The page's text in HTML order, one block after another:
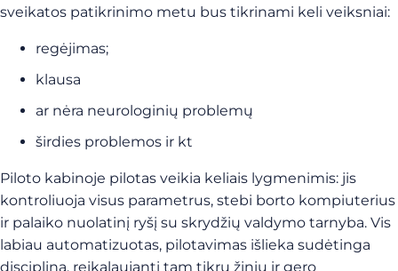
sveikatos patikrinimo metu bus tikrinami keli veiksniai:
regėjimas;
klausa
ar nėra neurologinių problemų
širdies problemos ir kt
Piloto kabinoje pilotas veikia keliais lygmenimis: jis
kontroliuoja visus parametrus, stebi borto kompiuterius
ir palaiko nuolatinį ryšį su skrydžių valdymo tarnyba. Vis
labiau automatizuotas, pilotavimas išlieka sudėtinga
disciplina, reikalaujanti tam tikrų žinių ir gero